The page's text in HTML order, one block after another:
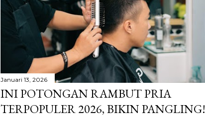
Januari 13, 2026
INI POTONGAN RAMBUT PRIA
TERPOPULER 2026, BIKIN PANGLING!